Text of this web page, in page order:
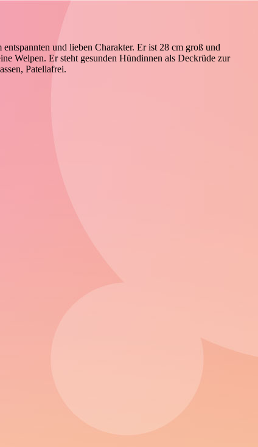
und lieben Charakter. Er ist 28 cm groß und
Welpen. Er steht gesunden Hündinnen als Deckrüde zur
Patellafrei.